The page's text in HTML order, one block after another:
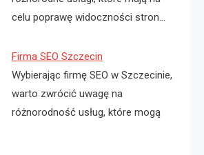
celu poprawę widoczności stron…
Firma SEO Szczecin
Wybierając firmę SEO w Szczecinie,
warto zwrócić uwagę na
różnorodność usług, które mogą